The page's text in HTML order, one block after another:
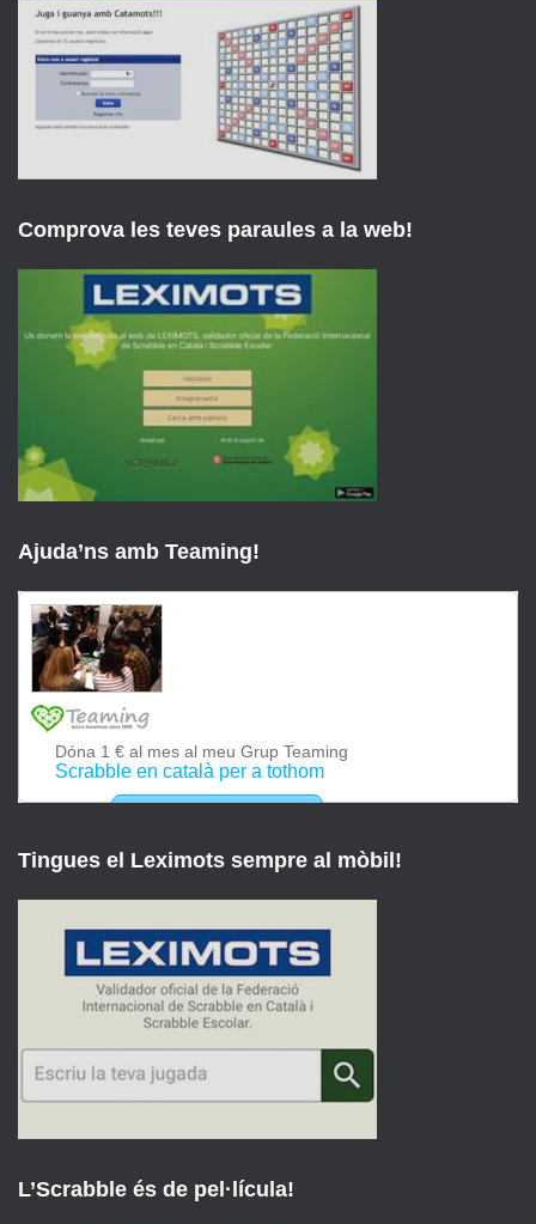
Comprova les teves paraules a la web!
Ajuda’ns amb Teaming!
Tingues el Leximots sempre al mòbil!
L’Scrabble és de pel·lícula!